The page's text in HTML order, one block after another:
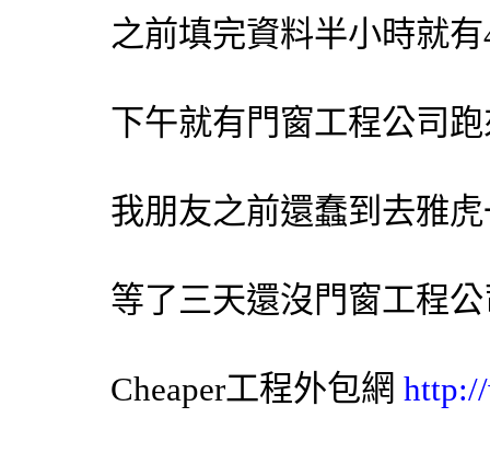
之前填完資料半小時就
下午就有門窗工程公司
我朋友之前還蠢到去雅
等了三天還沒門窗工程
Cheaper工程外包網